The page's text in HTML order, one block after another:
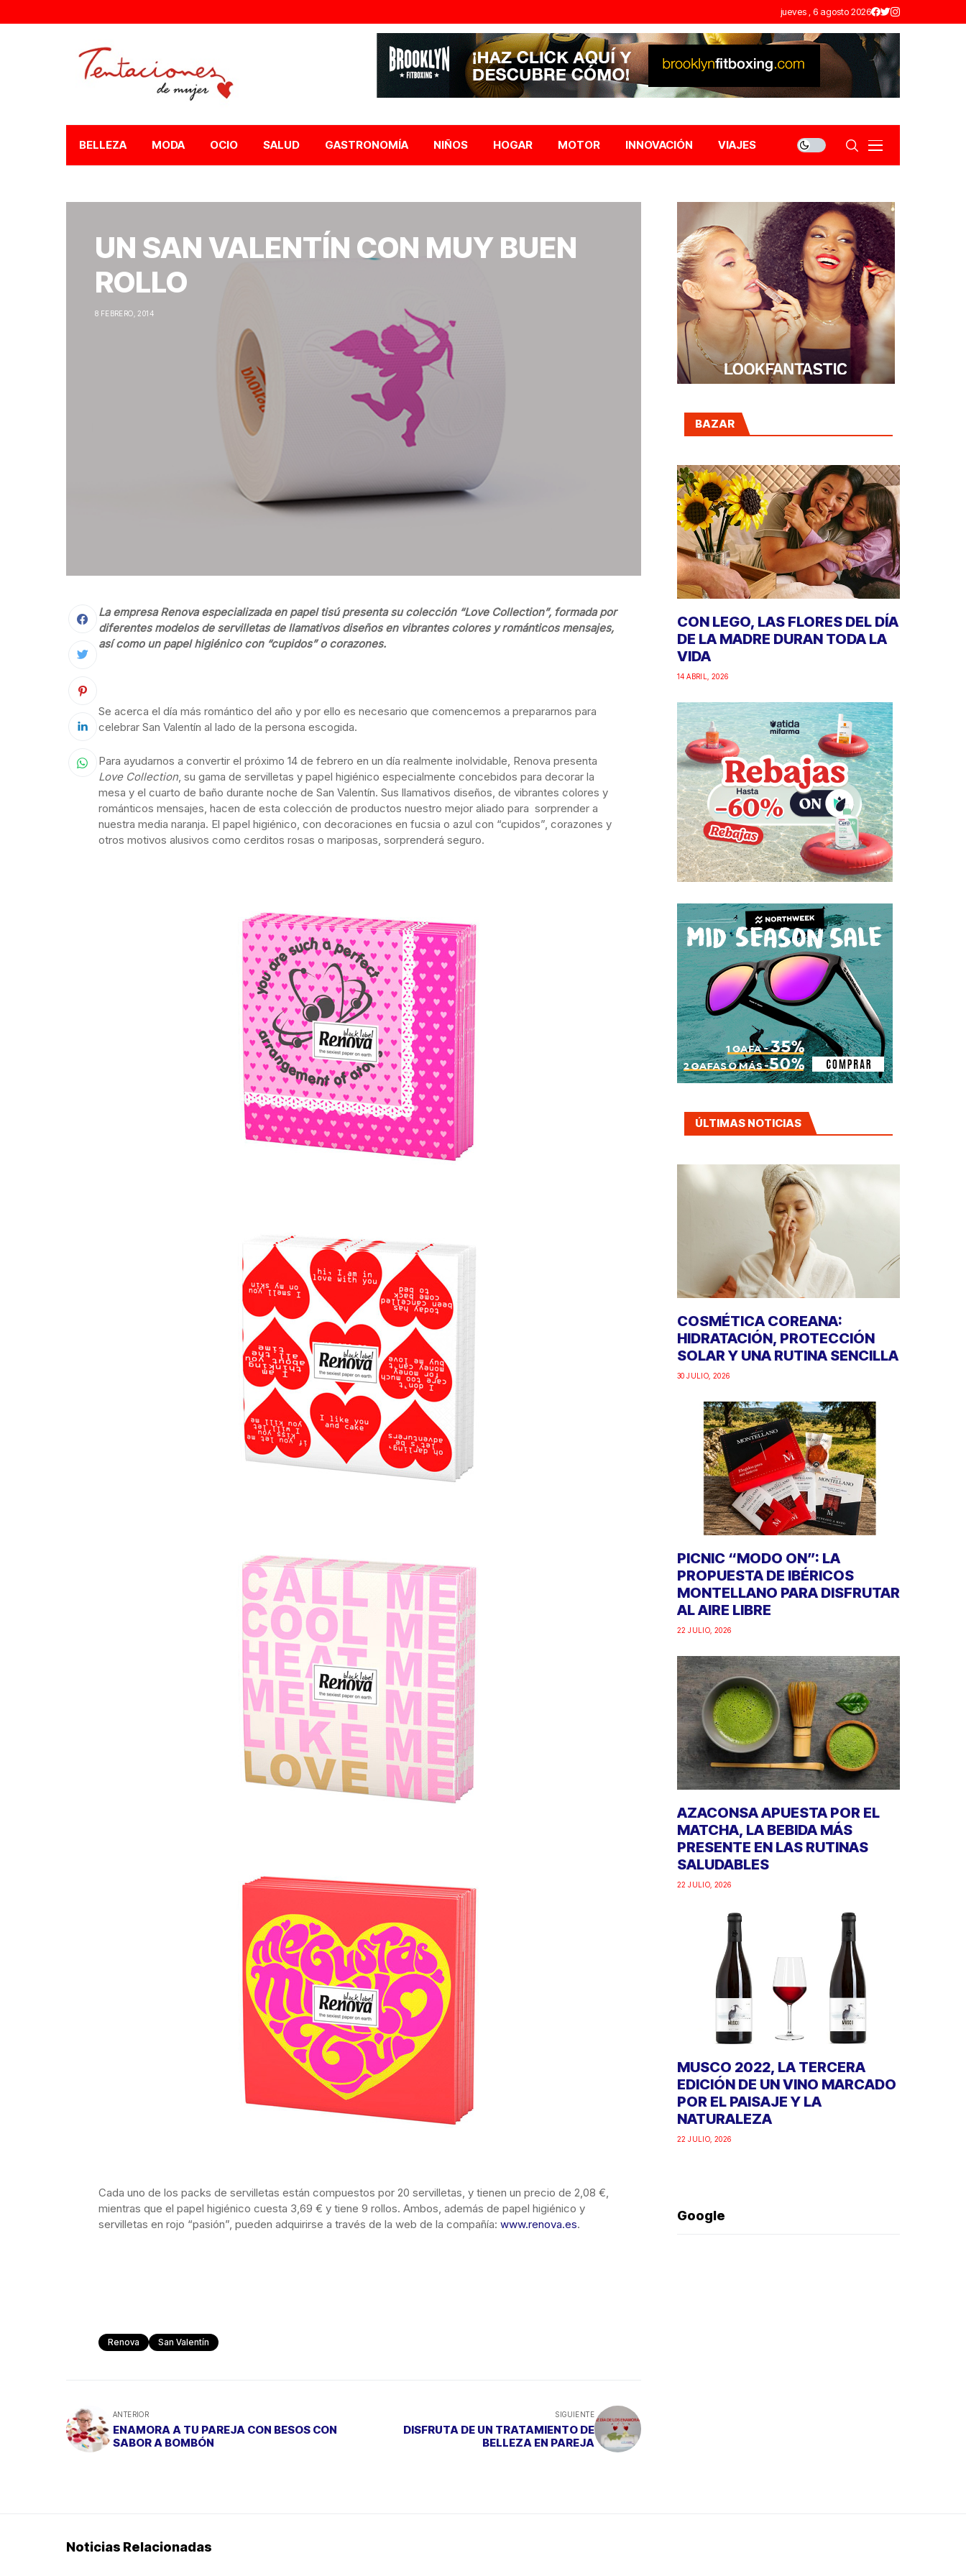
jueves , 6 agosto 2026
BELLEZA MODA OCIO SALUD GASTRONOMÍA NIÑOS HOGAR MOTOR INNOVACIÓN VIAJES
UN SAN VALENTÍN CON MUY BUEN
ROLLO
8 FEBRERO, 2014
La empresa Renova especializada en papel tisú presenta su colección “Love Collection”, formada por
diferentes modelos de servilletas de llamativos diseños en vibrantes colores y románticos mensajes,
así como un papel higiénico con “cupidos” o corazones.
Se acerca el día más romántico del año y por ello es necesario que comencemos a prepararnos para
celebrar San Valentín al lado de la persona escogida.
Para ayudarnos a convertir el próximo 14 de febrero en un día realmente inolvidable, Renova presenta
Love Collection, su gama de servilletas y papel higiénico especialmente concebidos para decorar la
mesa y el cuarto de baño durante noche de San Valentín. Sus llamativos diseños, de vibrantes colores y
románticos mensajes, hacen de esta colección de productos nuestro mejor aliado para sorprender a
nuestra media naranja. El papel higiénico, con decoraciones en fucsia o azul con “cupidos”, corazones y
otros motivos alusivos como cerditos rosas o mariposas, sorprenderá seguro.
Cada uno de los packs de servilletas están compuestos por 20 servilletas, y tienen un precio de 2,08 €,
mientras que el papel higiénico cuesta 3,69 € y tiene 9 rollos. Ambos, además de papel higiénico y
servilletas en rojo “pasión”, pueden adquirirse a través de la web de la compañía: www.renova.es.
Renova San Valentín
ANTERIOR
ENAMORA A TU PAREJA CON BESOS CON
SABOR A BOMBÓN
SIGUIENTE
DISFRUTA DE UN TRATAMIENTO DE
BELLEZA EN PAREJA
BAZAR
CON LEGO, LAS FLORES DEL DÍA
DE LA MADRE DURAN TODA LA
VIDA
14 ABRIL, 2026
ÚLTIMAS NOTICIAS
COSMÉTICA COREANA:
HIDRATACIÓN, PROTECCIÓN
SOLAR Y UNA RUTINA SENCILLA
30 JULIO, 2026
PICNIC “MODO ON”: LA
PROPUESTA DE IBÉRICOS
MONTELLANO PARA DISFRUTAR
AL AIRE LIBRE
22 JULIO, 2026
AZACONSA APUESTA POR EL
MATCHA, LA BEBIDA MÁS
PRESENTE EN LAS RUTINAS
SALUDABLES
22 JULIO, 2026
MUSCO 2022, LA TERCERA
EDICIÓN DE UN VINO MARCADO
POR EL PAISAJE Y LA
NATURALEZA
22 JULIO, 2026
Google
Noticias Relacionadas